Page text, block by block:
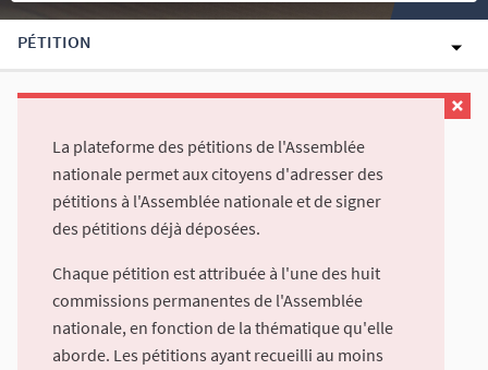
PÉTITION
La plateforme des pétitions de l'Assemblée
nationale permet aux citoyens d'adresser des
pétitions à l'Assemblée nationale et de signer
des pétitions déjà déposées.
Chaque pétition est attribuée à l'une des huit
commissions permanentes de l'Assemblée
nationale, en fonction de la thématique qu'elle
aborde. Les pétitions ayant recueilli au moins